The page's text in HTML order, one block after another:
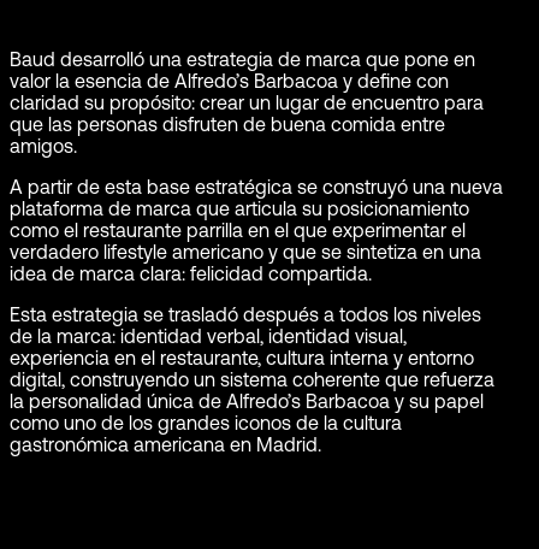
Baud desarrolló una estrategia de marca que pone en
valor la esencia de Alfredo’s Barbacoa y define con
claridad su propósito: crear un lugar de encuentro para
que las personas disfruten de buena comida entre
amigos.
A partir de esta base estratégica se construyó una nueva
plataforma de marca que articula su posicionamiento
como el restaurante parrilla en el que experimentar el
verdadero lifestyle americano y que se sintetiza en una
idea de marca clara: felicidad compartida.
Esta estrategia se trasladó después a todos los niveles
de la marca: identidad verbal, identidad visual,
experiencia en el restaurante, cultura interna y entorno
digital, construyendo un sistema coherente que refuerza
la personalidad única de Alfredo’s Barbacoa y su papel
como uno de los grandes iconos de la cultura
gastronómica americana en Madrid.